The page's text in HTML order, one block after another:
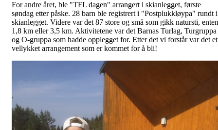
For andre året, ble "TFL dagen" arrangert i skianlegget, første
søndag etter påske. 28 barn ble registrert i "Postplukkløypa" rundt i
skianlegget. Videre var det 87 store og små som gikk natursti, enten
1,8 km eller 3,5 km. Aktivitetene var det Barnas Turlag, Turgruppa
og O-gruppa som hadde opplegget for. Etter det vi forstår var det et
vellykket arrangement som er kommet for å bli!